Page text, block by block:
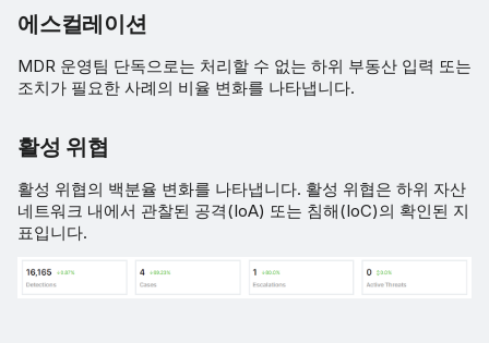
에스컬레이션
MDR 운영팀 단독으로는 처리할 수 없는 하위 부동산 입력 또는
조치가 필요한 사례의 비율 변화를 나타냅니다.
활성 위협
활성 위협의 백분율 변화를 나타냅니다. 활성 위협은 하위 자산
네트워크 내에서 관찰된 공격(IoA) 또는 침해(IoC)의 확인된 지
표입니다.